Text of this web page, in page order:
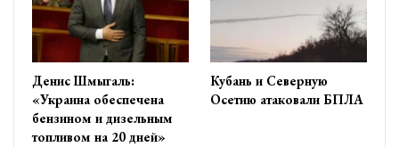
Денис Шмыгаль:
«Украина обеспечена
бензином и дизельным
топливом на 20 дней»
Кубань и Северную
Осетию атаковали БПЛА